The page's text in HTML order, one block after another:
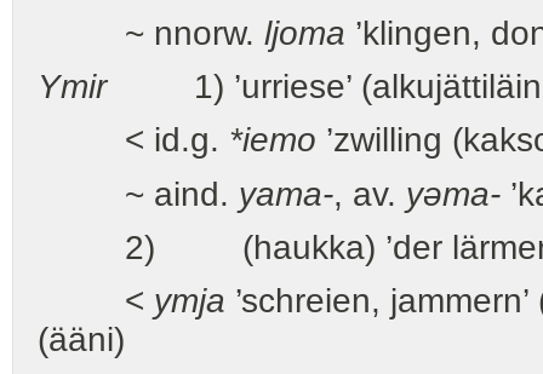
~ nnorw. ljoma ’klingen,
Ymir1) ’urriese’
< id.g. *iemo ’zwilling
~ aind. yama-, av. yəma-
2) (haukka) ’der
< ymja ’schreien,
(ääni)